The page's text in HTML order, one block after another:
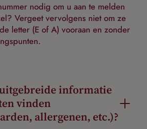
nodig om u aan te melden
Vergeet vervolgens niet om ze
letter (E of A) vooraan en zonder
informatie
vinden
allergenen, etc.)?